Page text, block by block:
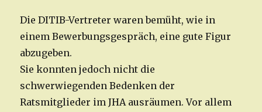
Die DITIB-Vertreter waren bemüht, wie in
einem Bewerbungsgespräch, eine gute Figur
abzugeben.
Sie konnten jedoch nicht die
schwerwiegenden Bedenken der
Ratsmitglieder im JHA ausräumen. Vor allem